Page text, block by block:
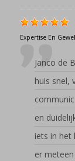
Expertise En
Janco de
huis snel,
en
iets in het
er